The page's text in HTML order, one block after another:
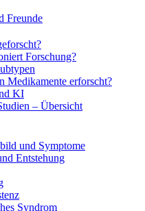
Freunde
Forschung?
Medikamente erforscht?
KI
– Übersicht
und Symptome
Entstehung
Syndrom